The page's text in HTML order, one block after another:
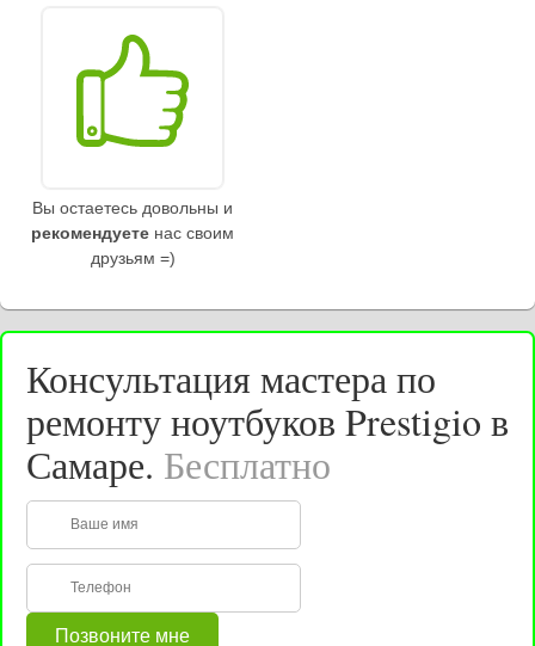
Вы остаетесь довольны и
рекомендуете нас своим
друзьям =)
Консультация мастера по
ремонту ноутбуков Prestigio в
Самаре. Бесплатно